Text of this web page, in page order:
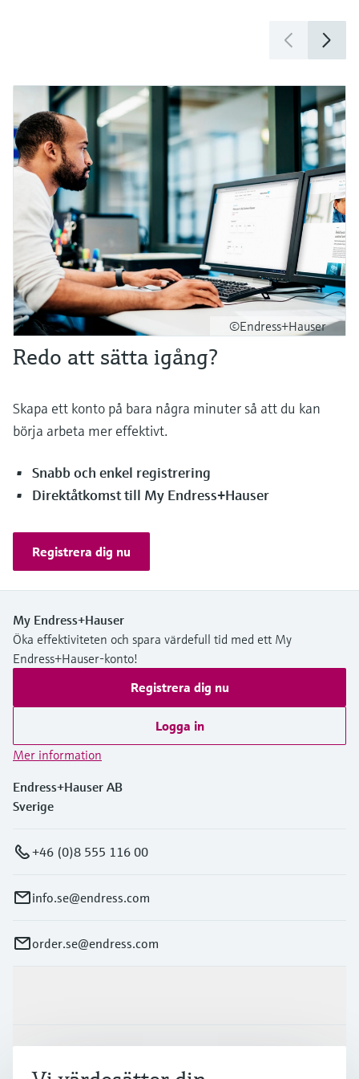
©Endress+Hauser
Redo att sätta igång?
Skapa ett konto på bara några minuter så att du kan
börja arbeta mer effektivt.
Snabb och enkel registrering
Direktåtkomst till My Endress+Hauser
Registrera dig nu
My Endress+Hauser
Öka effektiviteten och spara värdefull tid med ett My
Endress+Hauser-konto!
Registrera dig nu
Logga in
Mer information
Endress+Hauser AB
Sverige
+46 (0)8 555 116 00
info.se@endress.com
order.se@endress.com